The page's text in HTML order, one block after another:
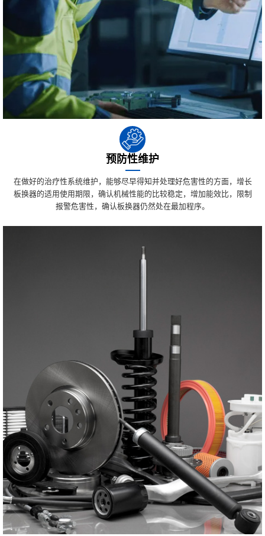
预防性维护
在做好的治疗性系统维护，能够尽早得知并处理好危害性的方面，增长
板换器的适用使用期限，确认机械性能的比较稳定，增加能效比，限制
报警危害性，确认板换器仍然处在最加程序。